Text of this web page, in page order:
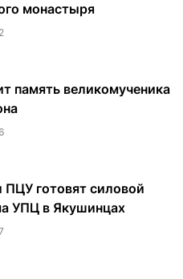
монастыря
память великомученика
ПЦУ готовят силовой
УПЦ в Якушинцах